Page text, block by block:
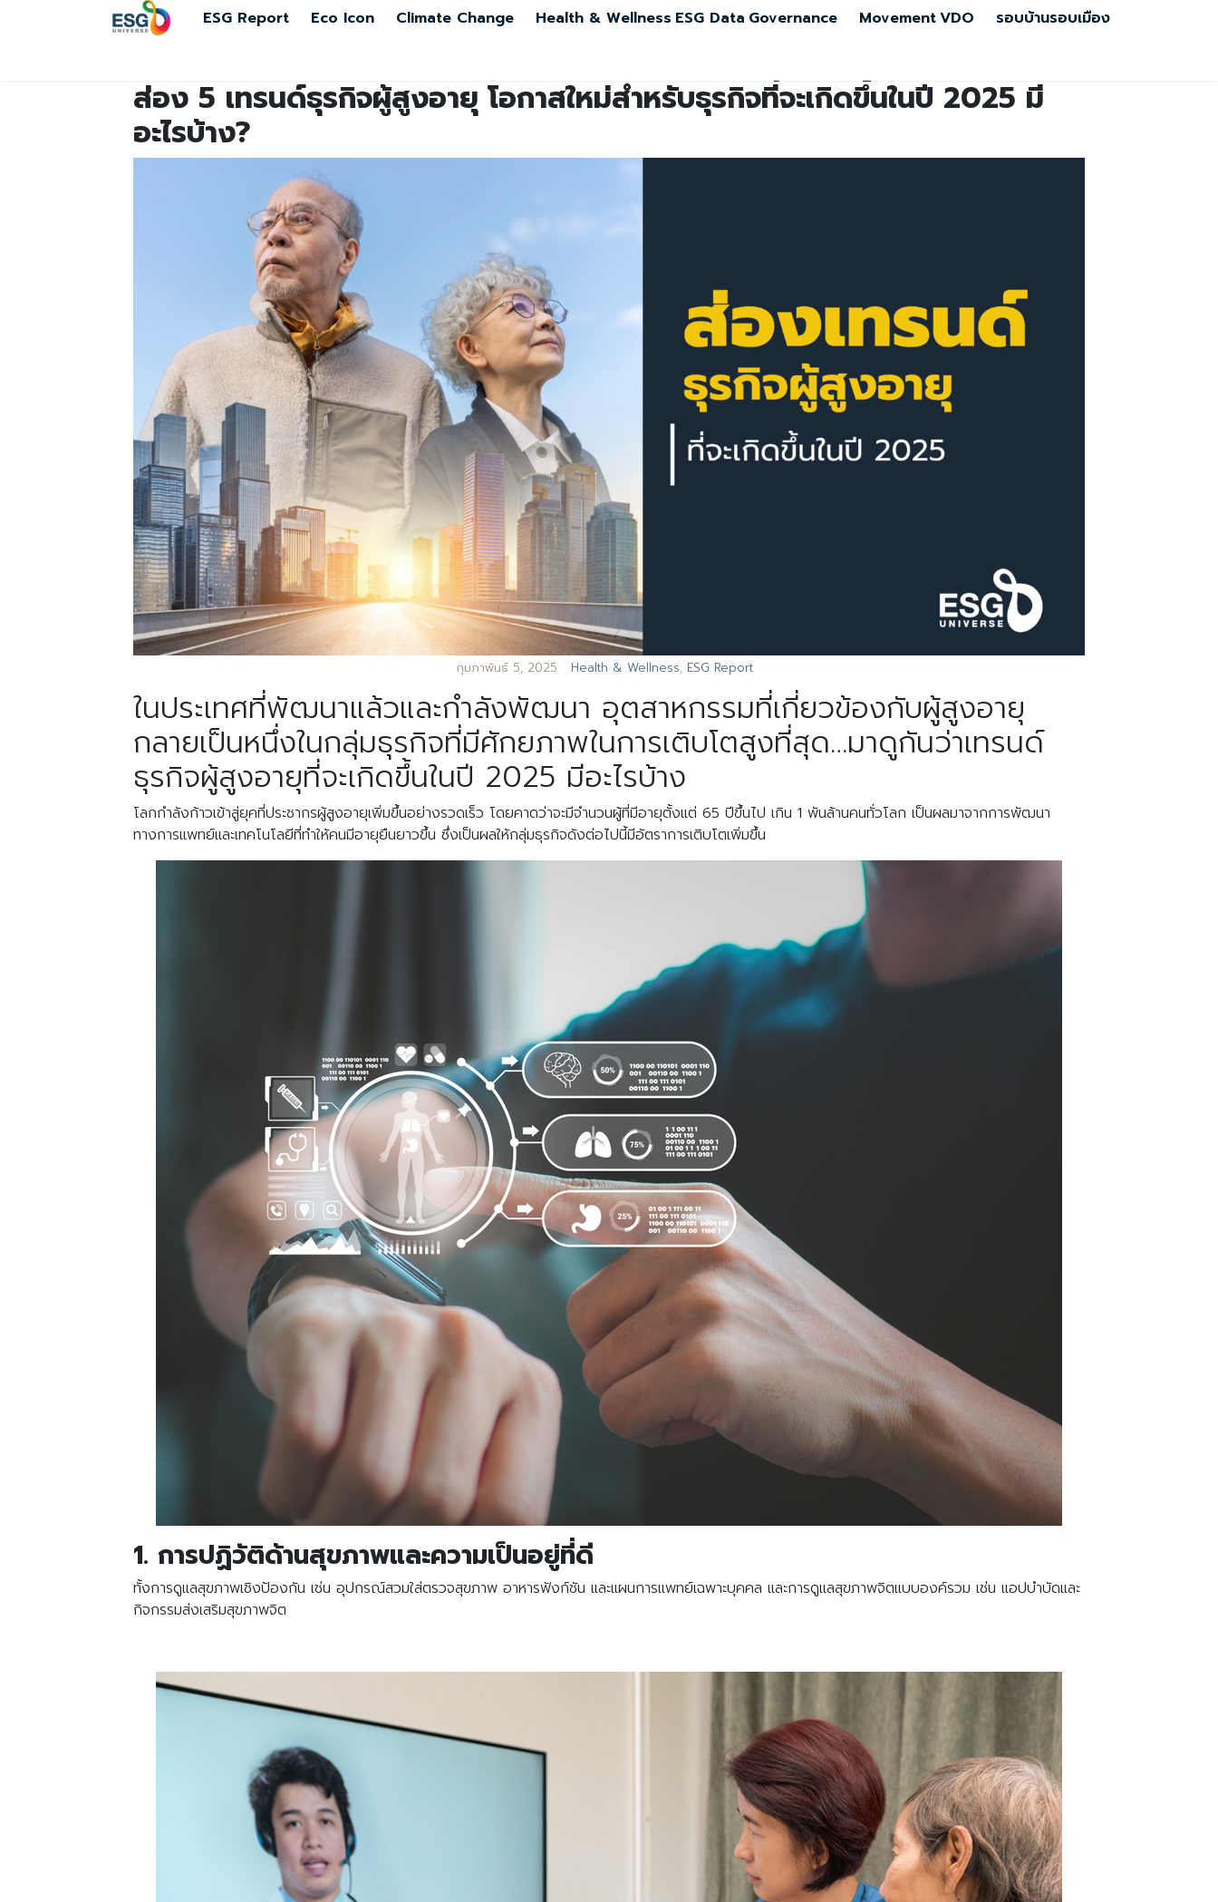
ESG Report Eco Icon Climate Change Health & Wellness ESG Data Governance MovementVDO รอบบ้านรอบเมือง
ส่อง 5 เทรนด์ธุรกิจผู้สูงอายุ โอกาสใหม่สำหรับธุรกิจที่จะเกิดขึ้นในปี 2025 มี
อะไรบ้าง?
กุมภาพันธ์ 5, 2025 Health & Wellness, ESG Report
ในประเทศที่พัฒนาแล้วและกำลังพัฒนา อุตสาหกรรมที่เกี่ยวข้องกับผู้สูงอายุ
กลายเป็นหนึ่งในกลุ่มธุรกิจที่มีศักยภาพในการเติบโตสูงที่สุด…มาดูกันว่าเทรนด์
ธุรกิจผู้สูงอายุที่จะเกิดขึ้นในปี 2025 มีอะไรบ้าง
โลกกำลังก้าวเข้าสู่ยุคที่ประชากรผู้สูงอายุเพิ่มขึ้นอย่างรวดเร็ว โดยคาดว่าจะมีจำนวนผู้ที่มีอายุตั้งแต่ 65 ปีขึ้นไป เกิน 1 พันล้านคนทั่วโลก เป็นผลมาจากการพัฒนา
ทางการแพทย์และเทคโนโลยีที่ทำให้คนมีอายุยืนยาวขึ้น ซึ่งเป็นผลให้กลุ่มธุรกิจดังต่อไปนี้มีอัตราการเติบโตเพิ่มขึ้น
1. การปฏิวัติด้านสุขภาพและความเป็นอยู่ที่ดี
ทั้งการดูแลสุขภาพเชิงป้องกัน เช่น อุปกรณ์สวมใส่ตรวจสุขภาพ อาหารฟังก์ชัน และแผนการแพทย์เฉพาะบุคคล และการดูแลสุขภาพจิตแบบองค์รวม เช่น แอปบำบัดและ
กิจกรรมส่งเสริมสุขภาพจิต